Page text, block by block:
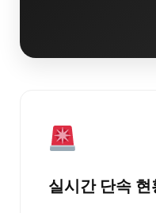
실시간 단속 현